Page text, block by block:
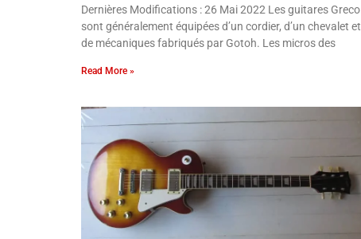
Dernières Modifications : 26 Mai 2022 Les guitares Greco
sont généralement équipées d’un cordier, d’un chevalet et
de mécaniques fabriqués par Gotoh. Les micros des
Read More »